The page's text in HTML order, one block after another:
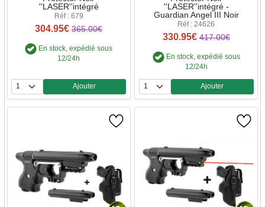
''LASER''intégré
Réf : 679
304.95€ 365.00€
En stock, expédié sous
12/24h
Quantité
Ajouter
''LASER''intégré -
Guardian Angel III Noir
Réf : 24626
330.95€ 417.00€
En stock, expédié sous
12/24h
Quantité
Ajouter